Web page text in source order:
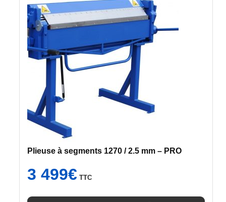
Plieuse à segments 1270 / 2.5 mm – PRO
3 499€ TTC